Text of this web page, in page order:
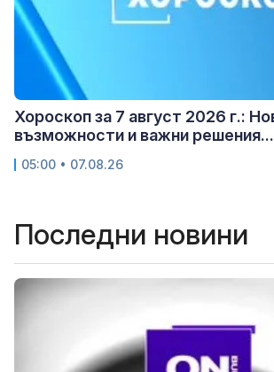
Хороскоп за 7 август 2026 г.:
възможности и важни решения...
05:00 • 07.08.26
Последни новини